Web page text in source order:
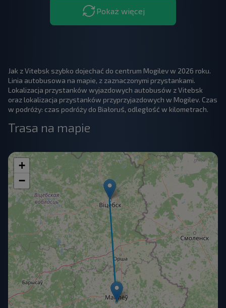
Pokaż więcej
Jak z Vitebsk szybko dojechać do centrum Mogilev w 2026 roku.
Linia autobusowa na mapie, z zaznaczonymi przystankami.
Lokalizacja przystanków wyjazdowych autobusów z Vitebsk
oraz lokalizacja przystanków przyprzyjazdowych w Mogilev. Czas
w podróży: czas podróży do Białoruś, odległość w kilometrach.
Trasa na mapie
+
−